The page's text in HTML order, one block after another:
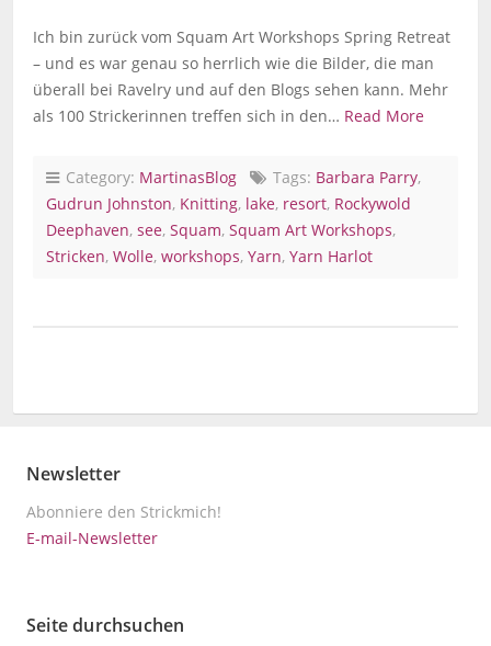
Ich bin zurück vom Squam Art Workshops Spring Retreat
– und es war genau so herrlich wie die Bilder, die man
überall bei Ravelry und auf den Blogs sehen kann. Mehr
als 100 Strickerinnen treffen sich in den… Read More
Category: MartinasBlog Tags: Barbara Parry,
Gudrun Johnston, Knitting, lake, resort, Rockywold
Deephaven, see, Squam, Squam Art Workshops,
Stricken, Wolle, workshops, Yarn, Yarn Harlot
Newsletter
Abonniere den Strickmich!
E-mail-Newsletter
Seite durchsuchen